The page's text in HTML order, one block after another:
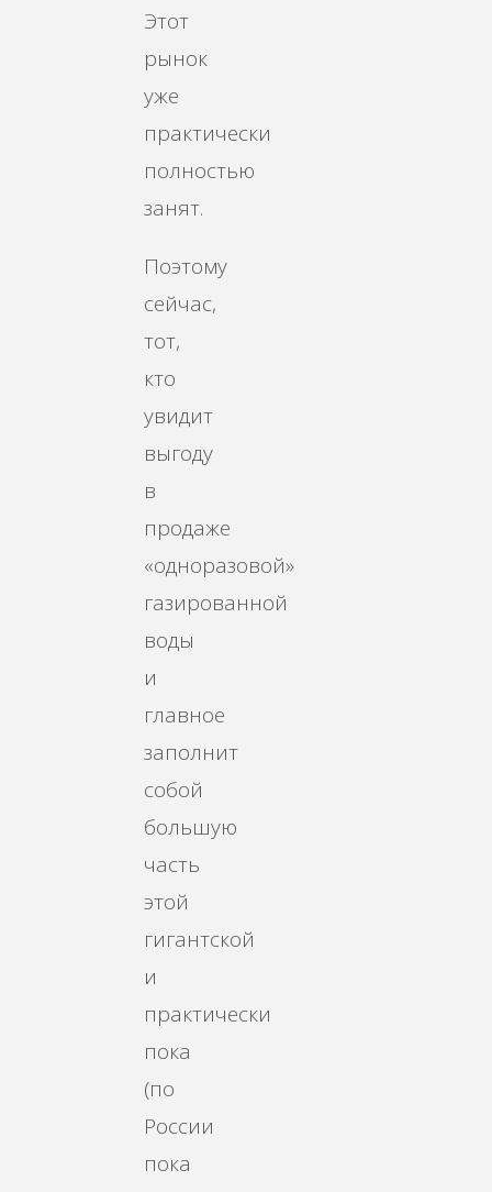
Этот
рынок
уже
практически
полностью
занят.
Поэтому
сейчас,
тот,
кто
увидит
выгоду
в
продаже
«одноразовой»
газированной
воды
и
главное
заполнит
собой
большую
часть
этой
гигантской
и
практически
пока
(по
России
пока